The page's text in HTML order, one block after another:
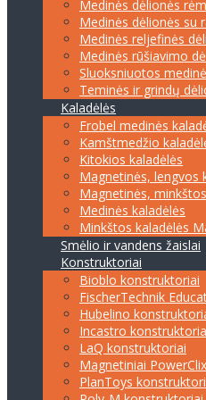
Medinės dėlionės
Medinės dėlionės su
Medinės reljefinės
Medinės rūšiavimo
Sluoksniuotos
Teminės ir grindų
Kaladėlės
Frobel medinės
Kamštmedžio
Kitokios kaladėlės
Magnetinės, lengvos
Magnetinės,
Medinės kaladėlės
Minkštos kaladėlės
Smėlio ir vandens žaislai
Konstruktoriai
Bioblo konstruktoriai
FischerTechnik
Hubelino
Incastro
LaQ konstruktoriai
Magnetiniai
PlanToys